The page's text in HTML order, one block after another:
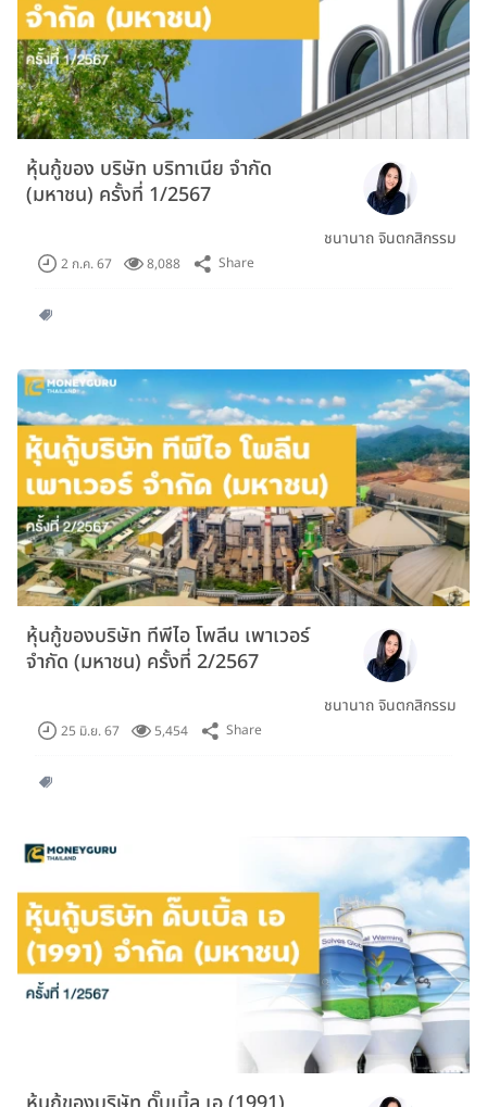
หุ้นกู้ของ บริษัท บริทาเนีย จำกัด
(มหาชน) ครั้งที่ 1/2567
ชนานาถ จินตกสิกรรม
2 ก.ค. 67 8,088 Share
หุ้นกู้ของบริษัท ทีพีไอ โพลีน เพาเวอร์
จำกัด (มหาชน) ครั้งที่ 2/2567
ชนานาถ จินตกสิกรรม
25 มิ.ย. 67 5,454 Share